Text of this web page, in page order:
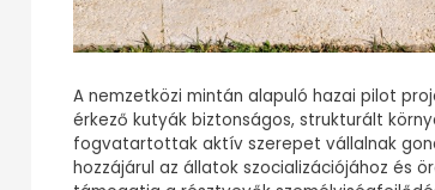
A nemzetközi mintán alapuló hazai pilot
érkező kutyák biztonságos, strukturált
fogvatartottak aktív szerepet vállalnak
hozzájárul az állatok szocializációjához és